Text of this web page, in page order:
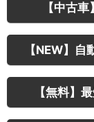
【中古
【NEW】
【無料】